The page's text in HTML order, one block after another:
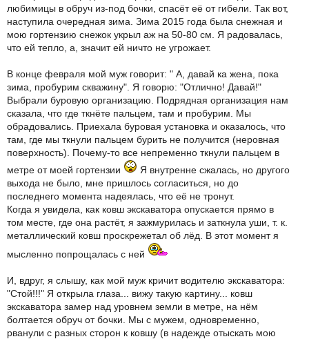
любимицы в обруч из-под бочки, спасёт её от гибели. Так вот,
наступила очередная зима. Зима 2015 года была снежная и
мою гортензию снежок укрыл аж на 50-80 см. Я радовалась,
что ей тепло, а, значит ей ничто не угрожает.
В конце февраля мой муж говорит: " А, давай ка жена, пока
зима, пробурим скважину". Я говорю: "Отлично! Давай!"
Выбрали буровую организацию. Подрядная организация нам
сказала, что где ткнёте пальцем, там и пробурим. Мы
обрадовались. Приехала буровая установка и оказалось, что
там, где мы ткнули пальцем бурить не получится (неровная
поверхность). Почему-то все непременно ткнули пальцем в
метре от моей гортензии
Я внутренне сжалась, но другого
выхода не было, мне пришлось согласиться, но до
последнего момента надеялась, что её не тронут.
Когда я увидела, как ковш экскаватора опускается прямо в
том месте, где она растёт, я зажмурилась и заткнула уши, т. к.
металлический ковш проскрежетал об лёд. В этот момент я
мысленно попрощалась с ней
И, вдруг, я слышу, как мой муж кричит водителю экскаватора:
"Стой!!!" Я открыла глаза... вижу такую картину... ковш
экскаватора замер над уровнем земли в метре, на нём
болтается обруч от бочки. Мы с мужем, одновременно,
рванули с разных сторон к ковшу (в надежде отыскать мою